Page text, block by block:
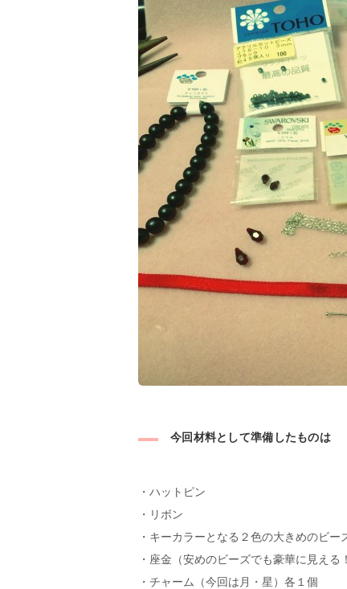
今回材料として準備したものは
・ハットピン
・リボン
・キーカラーとなる２色の大きめのビ
・座金（安めのビーズでも豪華に見え
・チャーム（今回は月・星）各１個